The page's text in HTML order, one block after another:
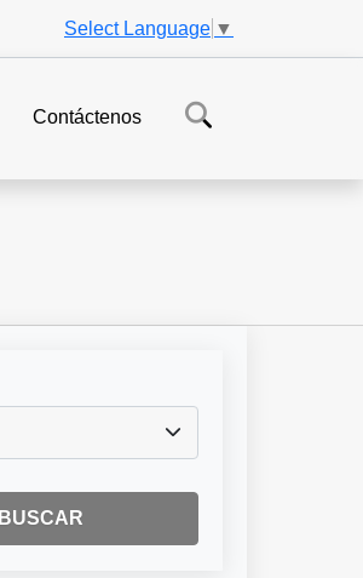
Select Language ▼
Contáctenos
BUSCAR